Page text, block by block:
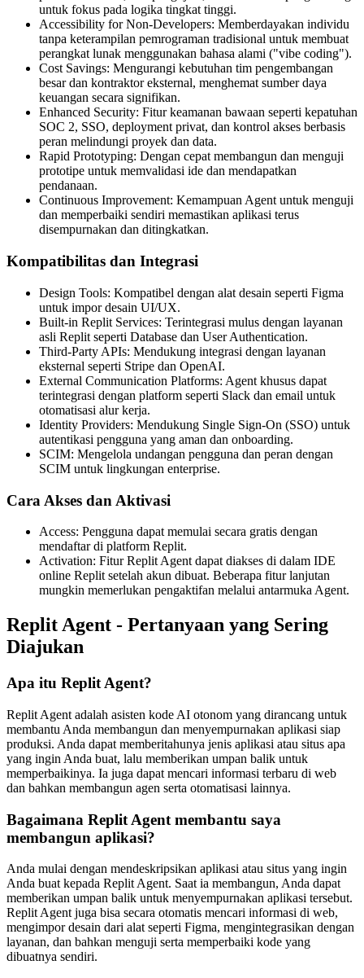
untuk fokus pada logika tingkat tinggi.
Accessibility for Non-Developers: Memberdayakan individu
tanpa keterampilan pemrograman tradisional untuk membuat
perangkat lunak menggunakan bahasa alami ("vibe coding").
Cost Savings: Mengurangi kebutuhan tim pengembangan
besar dan kontraktor eksternal, menghemat sumber daya
keuangan secara signifikan.
Enhanced Security: Fitur keamanan bawaan seperti kepatuhan
SOC 2, SSO, deployment privat, dan kontrol akses berbasis
peran melindungi proyek dan data.
Rapid Prototyping: Dengan cepat membangun dan menguji
prototipe untuk memvalidasi ide dan mendapatkan
pendanaan.
Continuous Improvement: Kemampuan Agent untuk menguji
dan memperbaiki sendiri memastikan aplikasi terus
disempurnakan dan ditingkatkan.
Kompatibilitas dan Integrasi
Design Tools: Kompatibel dengan alat desain seperti Figma
untuk impor desain UI/UX.
Built-in Replit Services: Terintegrasi mulus dengan layanan
asli Replit seperti Database dan User Authentication.
Third-Party APIs: Mendukung integrasi dengan layanan
eksternal seperti Stripe dan OpenAI.
External Communication Platforms: Agent khusus dapat
terintegrasi dengan platform seperti Slack dan email untuk
otomatisasi alur kerja.
Identity Providers: Mendukung Single Sign-On (SSO) untuk
autentikasi pengguna yang aman dan onboarding.
SCIM: Mengelola undangan pengguna dan peran dengan
SCIM untuk lingkungan enterprise.
Cara Akses dan Aktivasi
Access: Pengguna dapat memulai secara gratis dengan
mendaftar di platform Replit.
Activation: Fitur Replit Agent dapat diakses di dalam IDE
online Replit setelah akun dibuat. Beberapa fitur lanjutan
mungkin memerlukan pengaktifan melalui antarmuka Agent.
Replit Agent - Pertanyaan yang Sering
Diajukan
Apa itu Replit Agent?
Replit Agent adalah asisten kode AI otonom yang dirancang untuk
membantu Anda membangun dan menyempurnakan aplikasi siap
produksi. Anda dapat memberitahunya jenis aplikasi atau situs apa
yang ingin Anda buat, lalu memberikan umpan balik untuk
memperbaikinya. Ia juga dapat mencari informasi terbaru di web
dan bahkan membangun agen serta otomatisasi lainnya.
Bagaimana Replit Agent membantu saya
membangun aplikasi?
Anda mulai dengan mendeskripsikan aplikasi atau situs yang ingin
Anda buat kepada Replit Agent. Saat ia membangun, Anda dapat
memberikan umpan balik untuk menyempurnakan aplikasi tersebut.
Replit Agent juga bisa secara otomatis mencari informasi di web,
mengimpor desain dari alat seperti Figma, mengintegrasikan dengan
layanan, dan bahkan menguji serta memperbaiki kode yang
dibuatnya sendiri.